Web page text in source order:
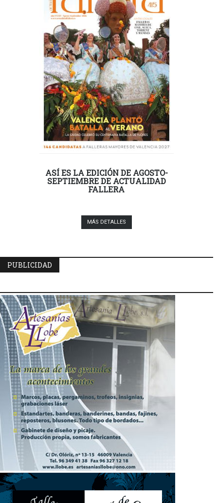
ASÍ ES LA EDICIÓN DE AGOSTO-
SEPTIEMBRE DE ACTUALIDAD
FALLERA
MÁS DETALLES
PUBLICIDAD